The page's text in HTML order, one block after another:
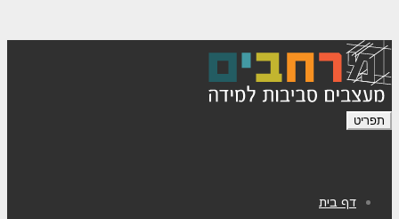
תפריט
דף בית